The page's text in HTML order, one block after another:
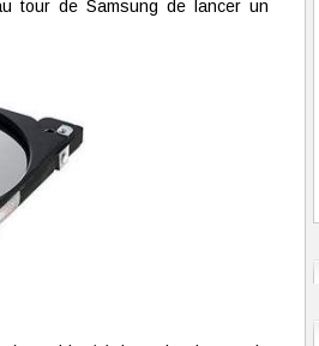
tour de Samsung de lancer un